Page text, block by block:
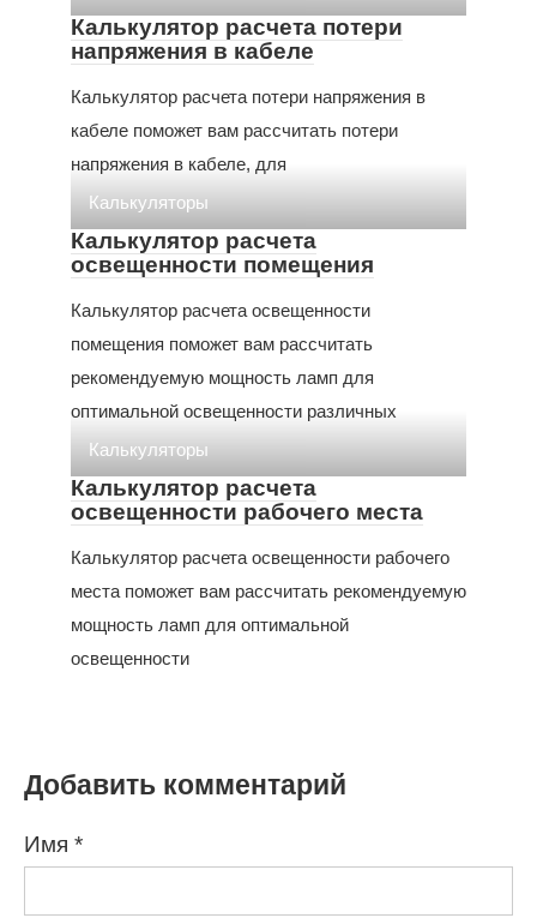
Калькулятор расчета потери
напряжения в кабеле
Калькулятор расчета потери напряжения в
кабеле поможет вам рассчитать потери
напряжения в кабеле, для
Калькуляторы
Калькулятор расчета
освещенности помещения
Калькулятор расчета освещенности
помещения поможет вам рассчитать
рекомендуемую мощность ламп для
оптимальной освещенности различных
Калькуляторы
Калькулятор расчета
освещенности рабочего места
Калькулятор расчета освещенности рабочего
места поможет вам рассчитать рекомендуемую
мощность ламп для оптимальной
освещенности
Добавить комментарий
Имя *